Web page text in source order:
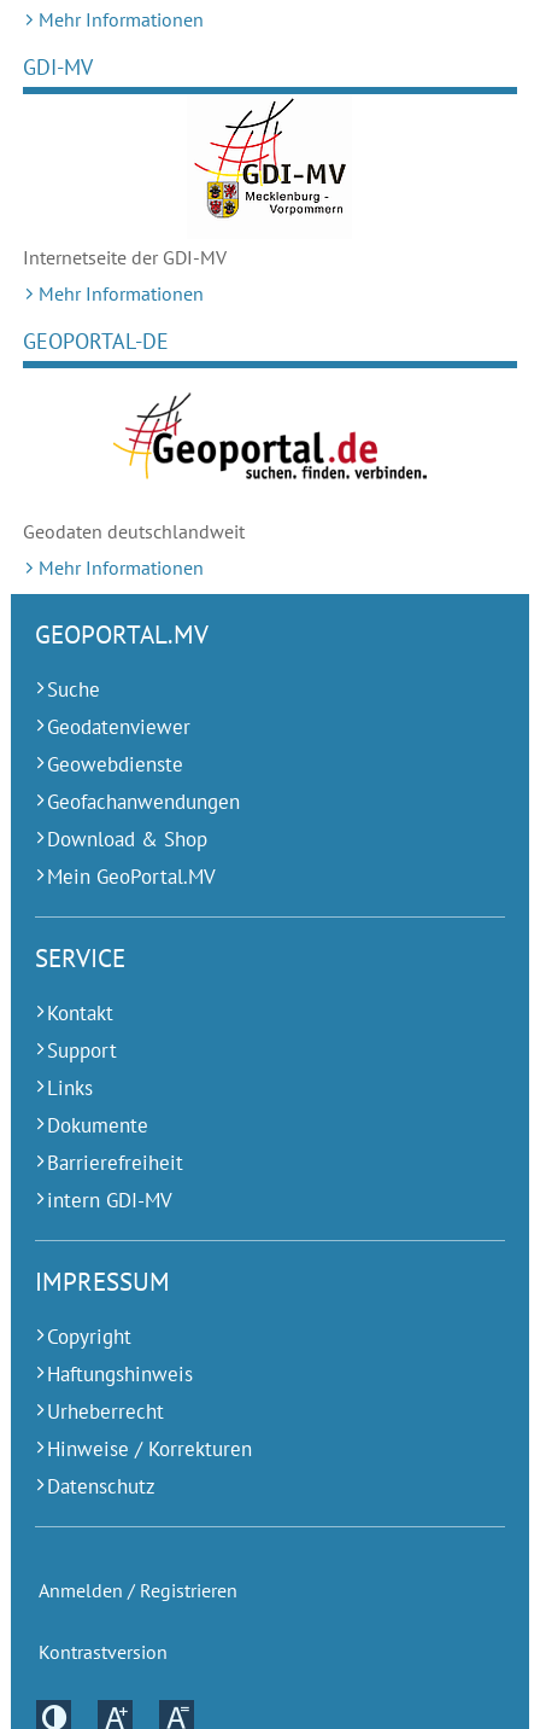
Mehr Informationen
GDI-MV
Internetseite der GDI-MV
Mehr Informationen
GEOPORTAL-DE
Geodaten deutschlandweit
Mehr Informationen
GEOPORTAL.MV
Suche
Geodatenviewer
Geowebdienste
Geofachanwendungen
Download & Shop
Mein GeoPortal.MV
SERVICE
Kontakt
Support
Links
Dokumente
Barrierefreiheit
intern GDI-MV
IMPRESSUM
Copyright
Haftungshinweis
Urheberrecht
Hinweise / Korrekturen
Datenschutz
Anmelden / Registrieren
Kontrastversion
Kontrastversion